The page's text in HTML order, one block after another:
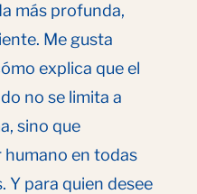
más profunda,
Me gusta
explica que el
no se limita a
sino que
humano en todas
Y para quien desee